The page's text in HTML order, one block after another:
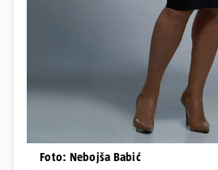
Foto: Nebojša Babić